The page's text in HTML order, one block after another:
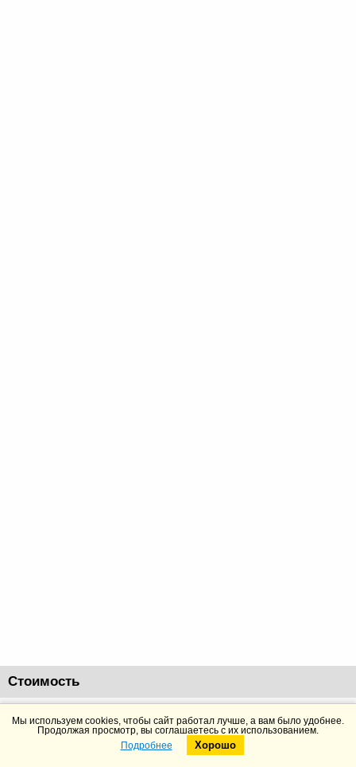
Стоимость
253112 руб. Добавить в корзину Подробнее
Telegram
Мы используем cookies, чтобы сайт работал лучше, а вам было удобнее.
Продолжая просмотр, вы соглашаетесь с их использованием.
Подробнее
Хорошо